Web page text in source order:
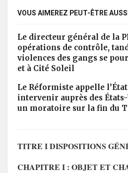
VOUS AIMEREZ PEUT-ÊTRE
Le directeur général de la
opérations de contrôle,
violences des gangs se
et à Cité Soleil
Le Réformiste appelle
intervenir auprès des
un moratoire sur la fin du
TITRE I DISPOSITIONS
CHAPITRE I : OBJET ET